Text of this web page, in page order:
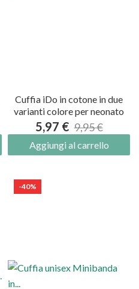
Cuffia iDo in cotone in due
varianti colore per neonato
5,97 € 9,95 €
Aggiungi al carrello
-40%